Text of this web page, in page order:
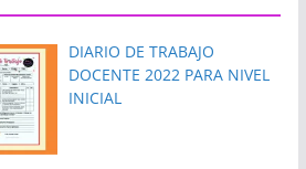
DIARIO DE TRABAJO
DOCENTE 2022 PARA NIVEL
INICIAL